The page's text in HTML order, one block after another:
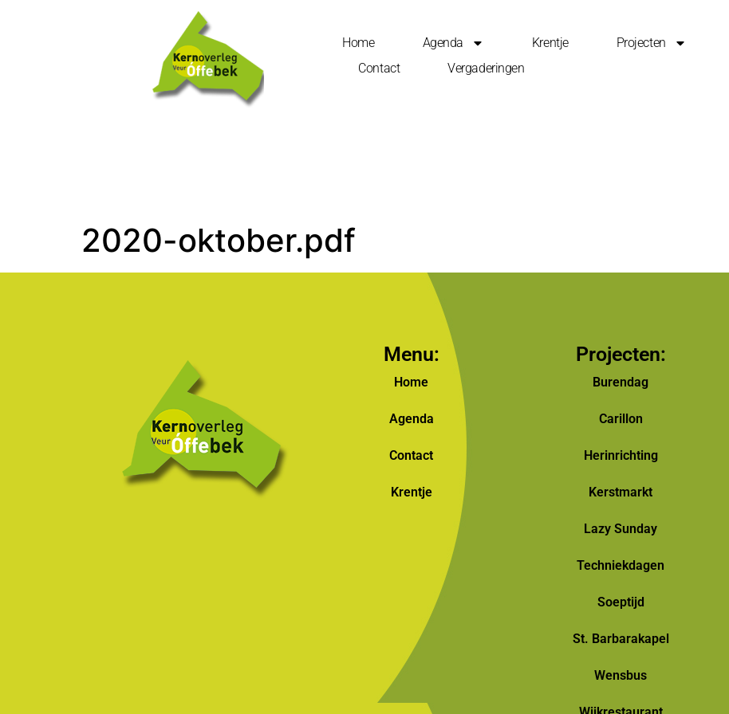
Home Agenda Krentje
Projecten
Contact
Vergaderingen
2020-oktober.pdf
Menu:
Home
Agenda
Contact
Krentje
Projecten:
Burendag
Carillon
Herinrichting
Kerstmarkt
Lazy Sunday
Techniekdagen
Soeptijd
St. Barbarakapel
Wensbus